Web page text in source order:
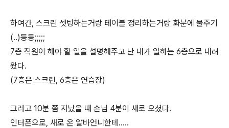
하여간, 스크린 셋팅하는거랑 테이블 정리하는거랑 화분에 물주기
(..)등등;;;;;
7층 직원이 해야 할 일을 설명해주고 난 내가 일하는 6층으로 내려
왔다.
(7층은 스크린, 6층은 연습장)
그러고 10분 쯤 지났을 때 손님 4분이 새로 오셨다.
인터폰으로, 새로 온 알바언니한테.....